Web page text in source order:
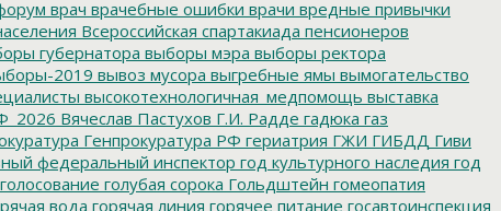
врач врачебные ошибки врачи вредные привычки
Всероссийская спартакиада пенсионеров
губернатора выборы мэра выборы ректора
2019 вывоз мусора выгребные ямы вымогательство
высокотехнологичная_медпомощь выставка
Вячеслав Пастухов Г.И. Радде гадюка газ
Генпрокуратура РФ гериатрия ГЖИ ГИБДД Гиви
федеральный инспектор год культурного наследия год
голосование голубая сорока Гольдштейн гомеопатия
вода горячая линия горячее питание госавтоинспекция